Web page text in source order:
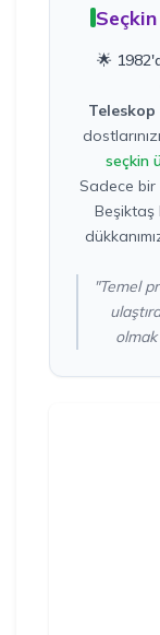
🌟
Teleskop
seçkin
Sadece
Beşiktaş
"Temel